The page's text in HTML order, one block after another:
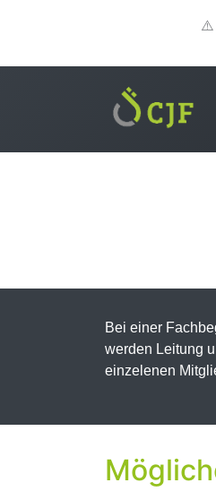
⚠️
Bei einer
werden Leitung
einzelenen